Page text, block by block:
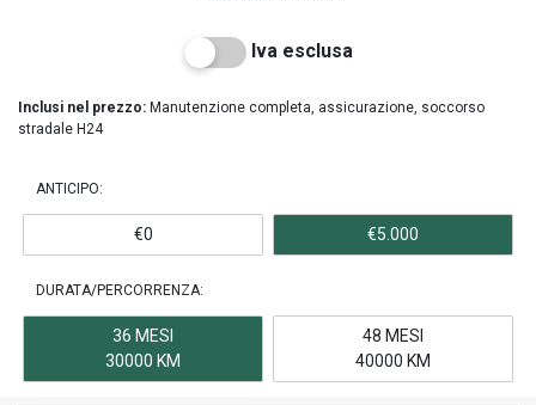
Iva esclusa
Inclusi nel prezzo: Manutenzione completa, assicurazione, soccorso
stradale H24
ANTICIPO:
€0 €5.000
DURATA/PERCORRENZA:
36 MESI
30000 KM
48 MESI
40000 KM